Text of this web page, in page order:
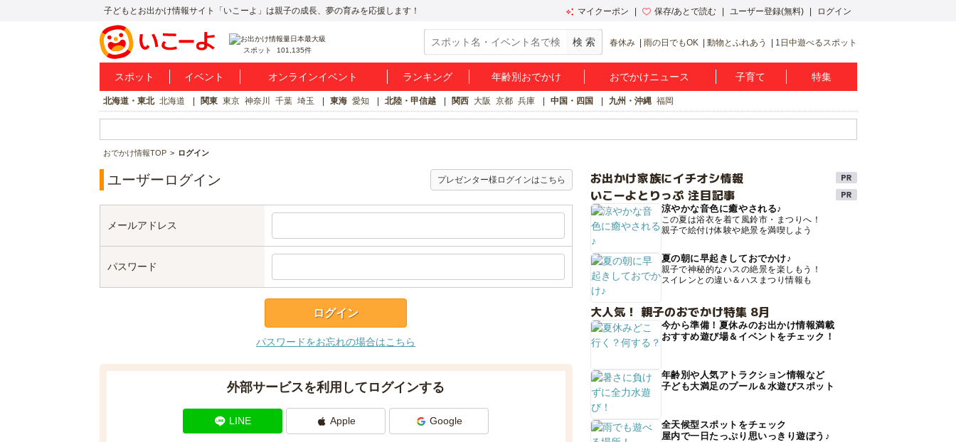
子どもとお出かけ情報サイト「いこーよ」は親子の成長、夢の育みを応援します！ マイクーポン 保存/あとで読む ユーザー登録(無料) ログイン
スポット 101,135件
春休み 雨の日でもOK 動物とふれあう 1日中遊べるスポット
スポット イベント オンラインイベント ランキング 年齢別おでかけ おでかけニュース 子育て 特集
北海道・東北 北海道 関東 東京 神奈川 千葉 埼玉 東海 愛知 北陸・甲信越 関西 大阪 京都 兵庫 中国・四国 九州・沖縄 福岡
おでかけ情報TOP ログイン
ユーザーログイン プレゼンター様ログインはこちら
メールアドレス
パスワード
パスワードをお忘れの場合はこちら
外部サービスを利用してログインする
LINE Apple Google
お出かけ家族にイチオシ情報
いこーよとりっぷ 注目記事
涼やかな音色に癒やされる♪
この夏は浴衣を着て風鈴市・まつりへ！
親子で絵付け体験や絶景を満喫しよう
夏の朝に早起きしておでかけ♪
親子で神秘的なハスの絶景を楽しもう！
スイレンとの違い＆ハスまつり情報も
大人気！ 親子のおでかけ特集 8月
今から準備！夏休みのお出かけ情報満載
おすすめ遊び場＆イベントをチェック！
年齢別や人気アトラクション情報など
子ども大満足のプール＆水遊びスポット
全天候型スポットをチェック
屋内で一日たっぷり思いっきり遊ぼう♪